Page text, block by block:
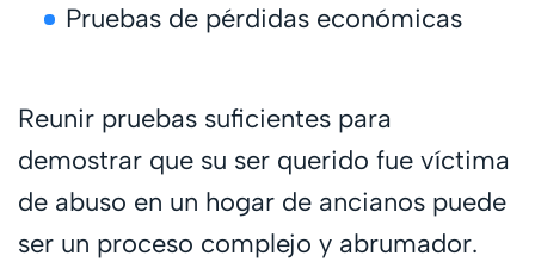
Pruebas de pérdidas económicas
Reunir pruebas suficientes para
demostrar que su ser querido fue víctima
de abuso en un hogar de ancianos puede
ser un proceso complejo y abrumador.